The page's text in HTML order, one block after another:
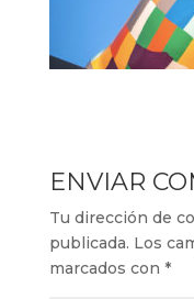
ENVIAR
Tu dirección de
publicada. Los
marcados con *